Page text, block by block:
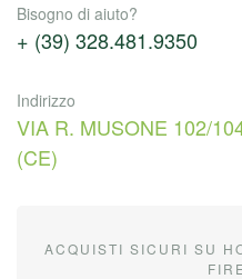
Bisogno di aiuto?
+ (39) 328.481.9350
Indirizzo
VIA R. MUSONE 102/
(CE)
ACQUISTI SICURI SU